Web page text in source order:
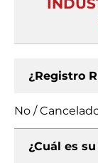
¿Registro
No /
¿Cuál es su